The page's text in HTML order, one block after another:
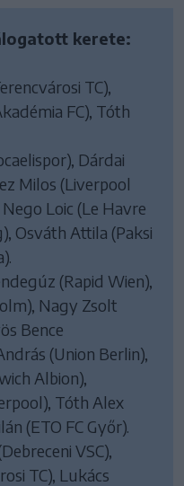
kerete:
TC),
FC), Tóth
Dárdai
Milos (Liverpool
Loic (Le Havre
Osváth Attila (Paksi
(Rapid Wien),
Nagy Zsolt
Bence
(Union Berlin),
Albion),
Tóth Alex
(ETO FC Győr).
VSC),
TC), Lukács